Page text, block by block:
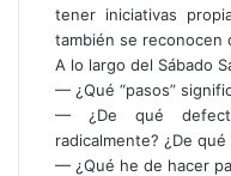
tener iniciativas
también se reconocen
A lo largo del Sábado
— ¿Qué “pasos”
— ¿De qué
radicalmente? ¿De
— ¿Qué he de hacer